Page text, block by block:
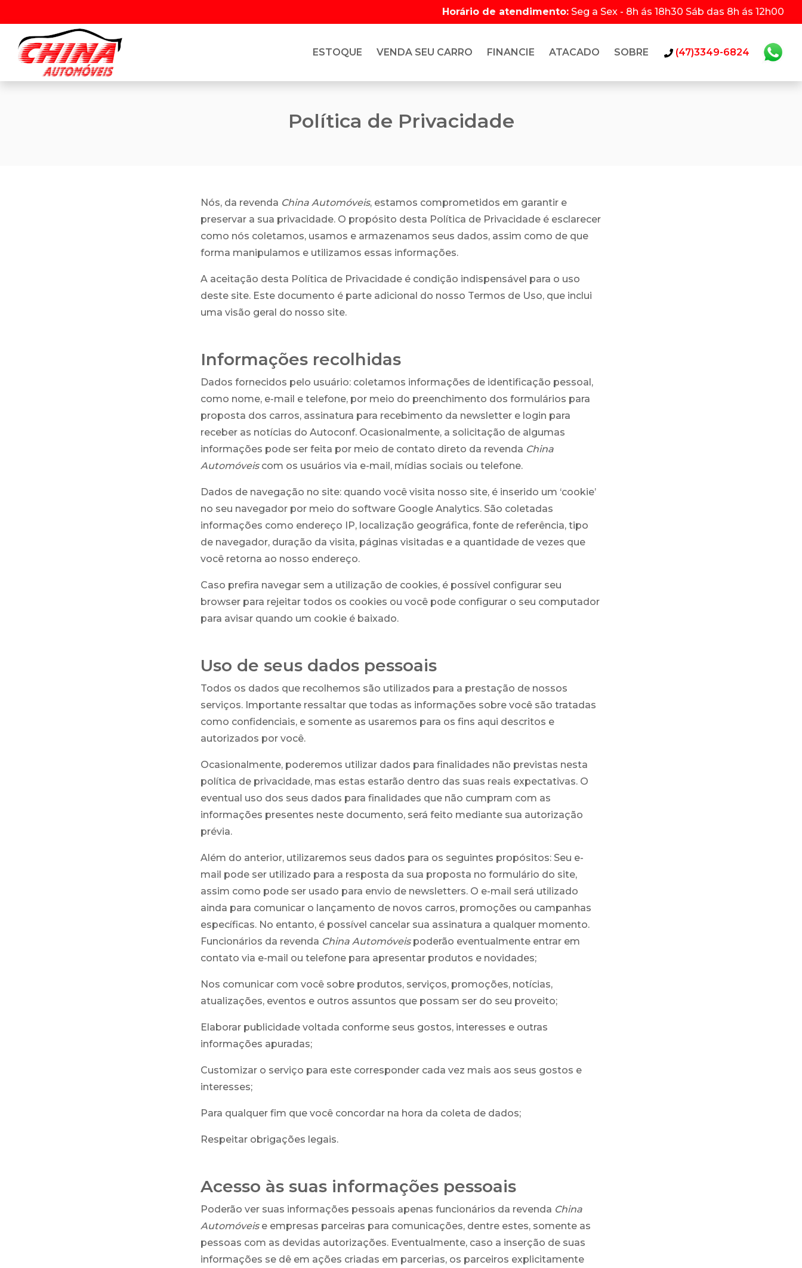
Horário de atendimento: Seg a Sex - 8h ás 18h30 Sáb das 8h ás 12h00
ESTOQUE VENDA SEU CARRO FINANCIE ATACADO SOBRE (47)3349-6824
Política de Privacidade
Nós, da revenda China Automóveis, estamos comprometidos em garantir e
preservar a sua privacidade. O propósito desta Política de Privacidade é esclarecer
como nós coletamos, usamos e armazenamos seus dados, assim como de que
forma manipulamos e utilizamos essas informações.
A aceitação desta Política de Privacidade é condição indispensável para o uso
deste site. Este documento é parte adicional do nosso Termos de Uso, que inclui
uma visão geral do nosso site.
Informações recolhidas
Dados fornecidos pelo usuário: coletamos informações de identificação pessoal,
como nome, e-mail e telefone, por meio do preenchimento dos formulários para
proposta dos carros, assinatura para recebimento da newsletter e login para
receber as notícias do Autoconf. Ocasionalmente, a solicitação de algumas
informações pode ser feita por meio de contato direto da revenda China
Automóveiscom os usuários via e-mail, mídias sociais ou telefone.
Dados de navegação no site: quando você visita nosso site, é inserido um ‘cookie’
no seu navegador por meio do software Google Analytics. São coletadas
informações como endereço IP, localização geográfica, fonte de referência, tipo
de navegador, duração da visita, páginas visitadas e a quantidade de vezes que
você retorna ao nosso endereço.
Caso prefira navegar sem a utilização de cookies, é possível configurar seu
browser para rejeitar todos os cookies ou você pode configurar o seu computador
para avisar quando um cookie é baixado.
Uso de seus dados pessoais
Todos os dados que recolhemos são utilizados para a prestação de nossos
serviços. Importante ressaltar que todas as informações sobre você são tratadas
como confidenciais, e somente as usaremos para os fins aqui descritos e
autorizados por você.
Ocasionalmente, poderemos utilizar dados para finalidades não previstas nesta
política de privacidade, mas estas estarão dentro das suas reais expectativas. O
eventual uso dos seus dados para finalidades que não cumpram com as
informações presentes neste documento, será feito mediante sua autorização
prévia.
Além do anterior, utilizaremos seus dados para os seguintes propósitos: Seu e-
mail pode ser utilizado para a resposta da sua proposta no formulário do site,
assim como pode ser usado para envio de newsletters. O e-mail será utilizado
ainda para comunicar o lançamento de novos carros, promoções ou campanhas
específicas. No entanto, é possível cancelar sua assinatura a qualquer momento.
Funcionários da revenda China Automóveispoderão eventualmente entrar em
contato via e-mail ou telefone para apresentar produtos e novidades;
Nos comunicar com você sobre produtos, serviços, promoções, notícias,
atualizações, eventos e outros assuntos que possam ser do seu proveito;
Elaborar publicidade voltada conforme seus gostos, interesses e outras
informações apuradas;
Customizar o serviço para este corresponder cada vez mais aos seus gostos e
interesses;
Para qualquer fim que você concordar na hora da coleta de dados;
Respeitar obrigações legais.
Acesso às suas informações pessoais
Poderão ver suas informações pessoais apenas funcionários da revenda China
Automóveise empresas parceiras para comunicações, dentre estes, somente as
pessoas com as devidas autorizações. Eventualmente, caso a inserção de suas
informações se dê em ações criadas em parcerias, os parceiros explicitamente